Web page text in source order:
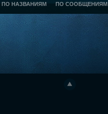
ПО НАЗВАНИЯМ ПО СООБЩЕНИЯМ